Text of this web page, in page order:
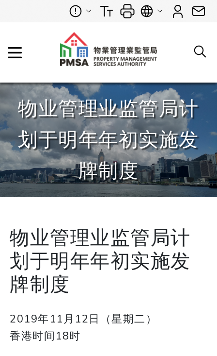
物业管理业监管局计
划于明年年初实施发
牌制度
物业管理业监管局计
划于明年年初实施发
牌制度
2019年11月12日（星期二）
香港时间18时